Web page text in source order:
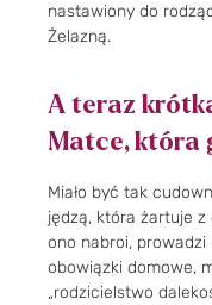
nastawiony do
Żelazną.
A teraz
Matce, która
Miało być tak
jędzą, która żartuje z
ono nabroi, prowadzi
obowiązki domowe,
„rodzicielstwo